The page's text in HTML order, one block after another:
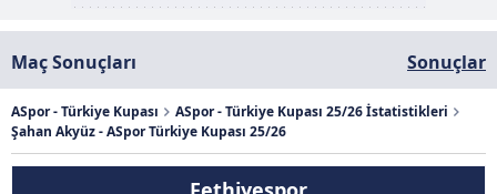
Maç Sonuçları Sonuçlar
ASpor - Türkiye Kupası
ASpor - Türkiye Kupası 25/26 İstatistikleri
Şahan Akyüz - ASpor Türkiye Kupası 25/26